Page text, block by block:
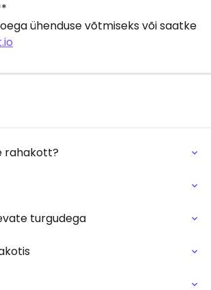
ühenduse võtmiseks või saatke
rahakott?
turgudega